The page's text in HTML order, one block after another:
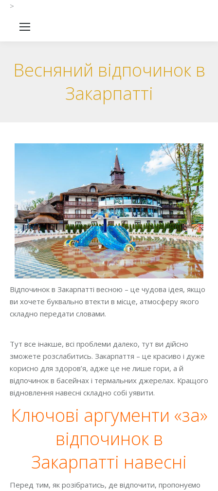
>
Весняний відпочинок в
Закарпатті
Відпочинок в Закарпатті весною – це чудова ідея, якщо
ви хочете буквально втекти в місце, атмосферу якого
складно передати словами.
Тут все інакше, всі проблеми далеко, тут ви дійсно
зможете розслабитись. Закарпаття – це красиво і дуже
корисно для здоров’я, адже це не лише гори, а й
відпочинок в басейнах і термальних джерелах. Кращого
відновлення навесні складно собі уявити.
Ключові аргументи «за»
відпочинок в
Закарпатті навесні
Перед тим, як розібратись, де відпочити, пропонуємо